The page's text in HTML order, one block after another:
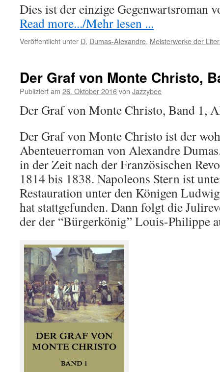
Dies ist der einzige Gegenwartsroman
Read more.../Mehr lesen ...
Veröffentlicht unter D, Dumas-Alexandre, Meisterwerke der
Der Graf von Monte Christo,
Publiziert am 26. Oktober 2016von Jazzybee
Der Graf von Monte Christo, Band 1,
Der Graf von Monte Christo ist der
Abenteuerroman von Alexandre
in der Zeit nach der Französischen
1814 bis 1838. Napoleons Stern ist
Restauration unter den Königen
hat stattgefunden. Dann folgt die
der der “Bürgerkönig” Louis-Philippe